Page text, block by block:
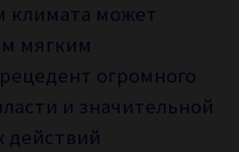
климата может
мягким
огромного
и значительной
действий